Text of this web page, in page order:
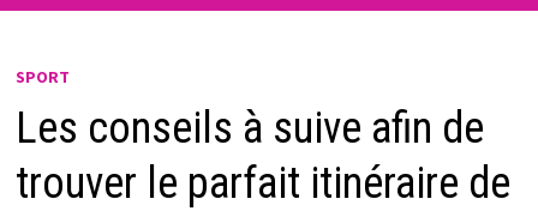
SPORT
Les conseils à suive afin de
trouver le parfait itinéraire de